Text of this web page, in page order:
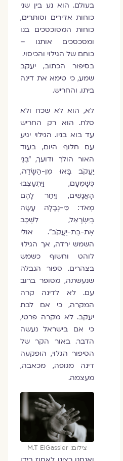
בעולם. הוא נע בין שני
כוחות אדירים וסותרים,
כוחות המסוכסכים בנו
ומסכסכים אותנו –
כוחם של הגילוי והכיסוי.
בסיפור הכתוב, יעקב
שמע, כי טימא את דינה
ביתו. והחריש.
לא, הוא לא שכח ולא
סלח. הוא רק החריש
עד בוא בניו. הגילוי יגיע
עם חלוף היום, בעוד
האור הולך ודועך, "בְנֵי
יַעֲקֹב בָּאוּ מִן-הַשָּׂדֶה,
כְּשָׁמְעָם, וַיִּתְעַצְּבוּ
הָאֲנָשִׁים, וַיִּחַר לָהֶם
מְאֹד: כִּי-נְבָלָה עָשָׂה
בְיִשְׂרָאֵל, לִשְׁכַּב
אֶת-בַּת-יַעֲקֹב". אולי
השמש ירדה, אך הגילוי
לוהט וחשוף כשמש
בצהרים. ספור הנבלה
שנעשתה, מסופר ברוב
עם. לא לדינה קרה
המקרה, כי אם לבת
יעקב. לא מקרה פרטי,
כי אם בישראל נעשה
הדבר. באור הקר של
הסיפור הגלוי, הופקעה
דינה מגופה, מכאבה,
מעצמה.
צילום: M.T ElGassier